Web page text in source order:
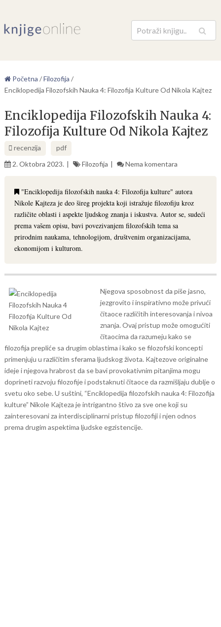
Pretraga
Početna /Filozofija /
Enciklopedija Filozofskih Nauka 4: Filozofija Kulture Od Nikola Kajtez
Enciklopedija Filozofskih Nauka 4:
Filozofija Kulture Od Nikola Kajtez
recenzija
pdf
2. Oktobra 2023.
Filozofija Nema komentara
"Enciklopedija filozofskih nauka 4: Filozofija kulture" autora
Nikole Kajteza je deo šireg projekta koji istražuje filozofiju kroz
različite oblasti i aspekte ljudskog znanja i iskustva. Autor se, sudeći
prema vašem opisu, bavi povezivanjem filozofskih tema sa
prirodnim naukama, tehnologijom, društvenim organizacijama,
ekonomijom i kulturom.
Njegova sposobnost da piše jasno,
jezgrovito i inspirativno može privući
čitaoce različitih interesovanja i nivoa
znanja. Ovaj pristup može omogućiti
čitaocima da razumeju kako se
filozofija prepliće sa drugim oblastima i kako se filozofski koncepti
primenjuju u različitim sferama ljudskog života. Kajtezove originalne
ideje i njegova hrabrost da se bavi provokativnim pitanjima mogu
doprineti razvoju filozofije i podstaknuti čitaoce da razmišljaju dublje o
svetu oko sebe. U suštini, “Enciklopedija filozofskih nauka 4: Filozofija
kulture” Nikole Kajteza je intrigantno štivo za sve one koji su
zainteresovani za interdisciplinarni pristup filozofiji i njen odnos
prema drugim aspektima ljudske egzistencije.